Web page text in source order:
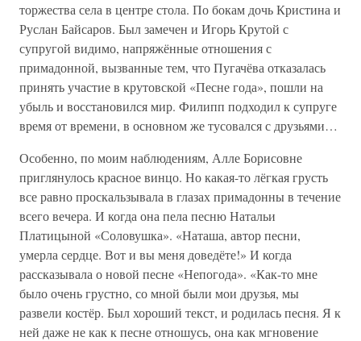
торжества села в центре стола. По бокам дочь Кристина и
Руслан Байсаров. Был замечен и Игорь Крутой с
супругой видимо, напряжённые отношения с
примадонной, вызванные тем, что Пугачёва отказалась
принять участие в крутовской «Песне года», пошли на
убыль и восстановился мир. Филипп подходил к супруге
время от времени, в основном же тусовался с друзьями…
Особенно, по моим наблюдениям, Алле Борисовне
приглянулось красное винцо. Но какая-то лёгкая грусть
все равно проскальзывала в глазах примадонны в течение
всего вечера. И когда она пела песню Натальи
Платицыной «Соловушка». «Наташа, автор песни,
умерла сердце. Вот и вы меня доведёте!» И когда
рассказывала о новой песне «Непогода». «Как-то мне
было очень грустно, со мной были мои друзья, мы
развели костёр. Был хороший текст, и родилась песня. Я к
ней даже не как к песне отношусь, она как мгновение